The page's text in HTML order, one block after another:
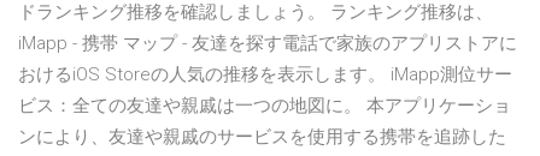
ドランキング推移を確認しましょう。 ランキング推移は、
iMapp - 携帯 マップ - 友達を探す電話で家族のアプリストアに
おけるiOS Storeの人気の推移を表示します。 ‎iMapp測位サー
ビス：全ての友達や親戚は一つの地図に。 本アプリケーショ
ンにより、友達や親戚のサービスを使用する携帯を追跡した